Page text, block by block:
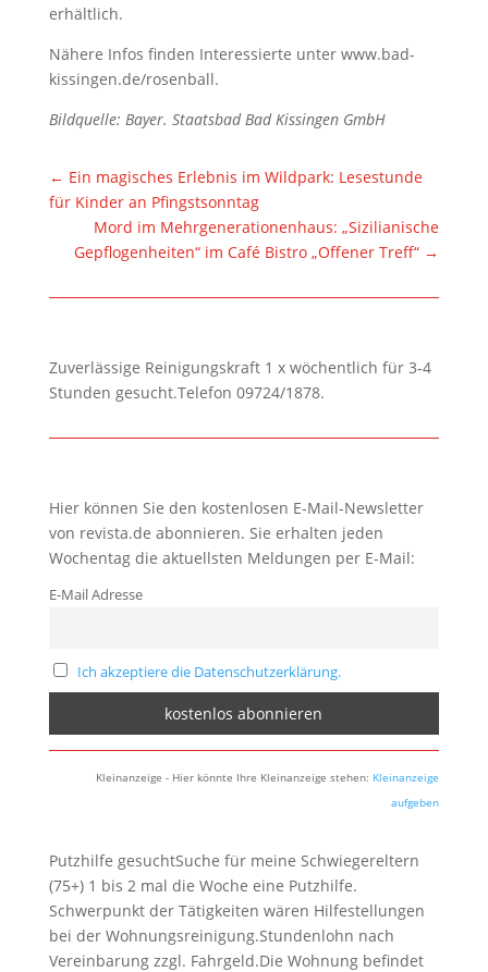
erhältlich.
Nähere Infos finden Interessierte unter www.bad-
kissingen.de/rosenball.
Bildquelle: Bayer. Staatsbad Bad Kissingen GmbH
← Ein magisches Erlebnis im Wildpark: Lesestunde
für Kinder an Pfingstsonntag
Mord im Mehrgenerationenhaus: „Sizilianische
Gepflogenheiten“ im Café Bistro „Offener Treff“ →
Zuverlässige Reinigungskraft 1 x wöchentlich für 3-4
Stunden gesucht.Telefon 09724/1878.
Hier können Sie den kostenlosen E-Mail-Newsletter
von revista.de abonnieren. Sie erhalten jeden
Wochentag die aktuellsten Meldungen per E-Mail:
E-Mail Adresse
Ich akzeptiere die Datenschutzerklärung.
Kleinanzeige - Hier könnte Ihre Kleinanzeige stehen: Kleinanzeige
aufgeben
Putzhilfe gesuchtSuche für meine Schwiegereltern
(75+) 1 bis 2 mal die Woche eine Putzhilfe.
Schwerpunkt der Tätigkeiten wären Hilfestellungen
bei der Wohnungsreinigung.Stundenlohn nach
Vereinbarung zzgl. Fahrgeld.Die Wohnung befindet